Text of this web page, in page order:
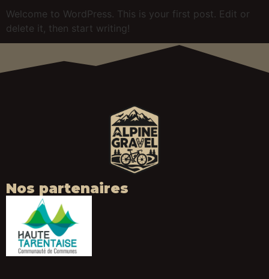
Welcome to WordPress. This is your first post. Edit or
delete it, then start writing!
Nos partenaires